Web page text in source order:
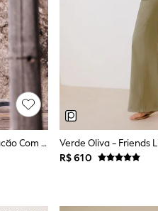
Estampa De Bandana Azul/cru - Macacão Com Decote Quadrado E Perna Balão
R$ 610